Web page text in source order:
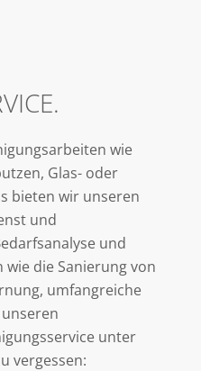
wie
Glas- oder
bieten wir unseren
und
und
die Sanierung von
umfangreiche
unter
vergessen: